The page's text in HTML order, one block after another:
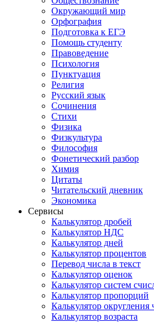
Окружающий мир
Орфография
Подготовка к ЕГЭ
Помощь студенту
Правоведение
Психология
Пунктуация
Религия
Русский язык
Сочинения
Стихи
Физика
Физкультура
Философия
Фонетический разбор
Химия
Цитаты
Читательский дневник
Экономика
Сервисы
Калькулятор дробей
Калькулятор НДС
Калькулятор дней
Калькулятор процентов
Перевод числа в текст
Калькулятор оценок
Калькулятор систем
Калькулятор пропорций
Калькулятор округления
Калькулятор возраста